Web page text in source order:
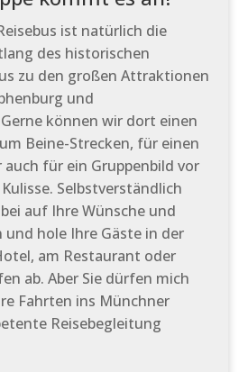
ist natürlich die
des historischen
zu den großen Attraktionen
und
können wir dort einen
Beine-Strecken, für einen
auch für ein Gruppenbild vor
Selbstverständlich
auf Ihre Wünsche und
und hole Ihre Gäste in der
am Restaurant oder
ab. Aber Sie dürfen mich
Fahrten ins Münchner
Reisebegleitung